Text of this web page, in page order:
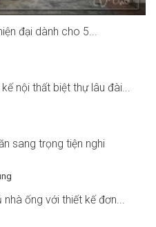
đại dành cho 5...
nội thất biệt thự lâu đài...
sang trọng tiện nghi
ống với thiết kế đơn...